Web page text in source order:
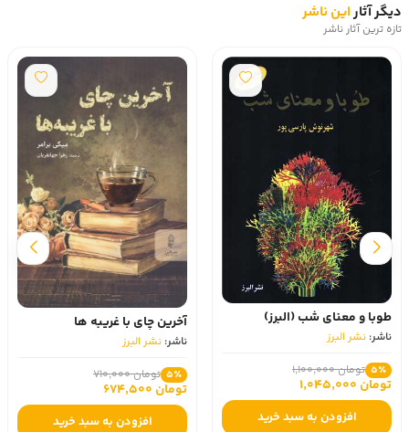
دیگر آثاراین ناشر
تازه ترین آثار ناشر
طوبا و معنای شب (البرز)
ناشر: نشر البرز
5٪ تومان 1,100,000
تومان 1,045,000
افزودن به سبد خرید
آخرین چای با غریبه ها
ناشر: نشر البرز
5٪ تومان 710,000
تومان 674,500
افزودن به سبد خرید